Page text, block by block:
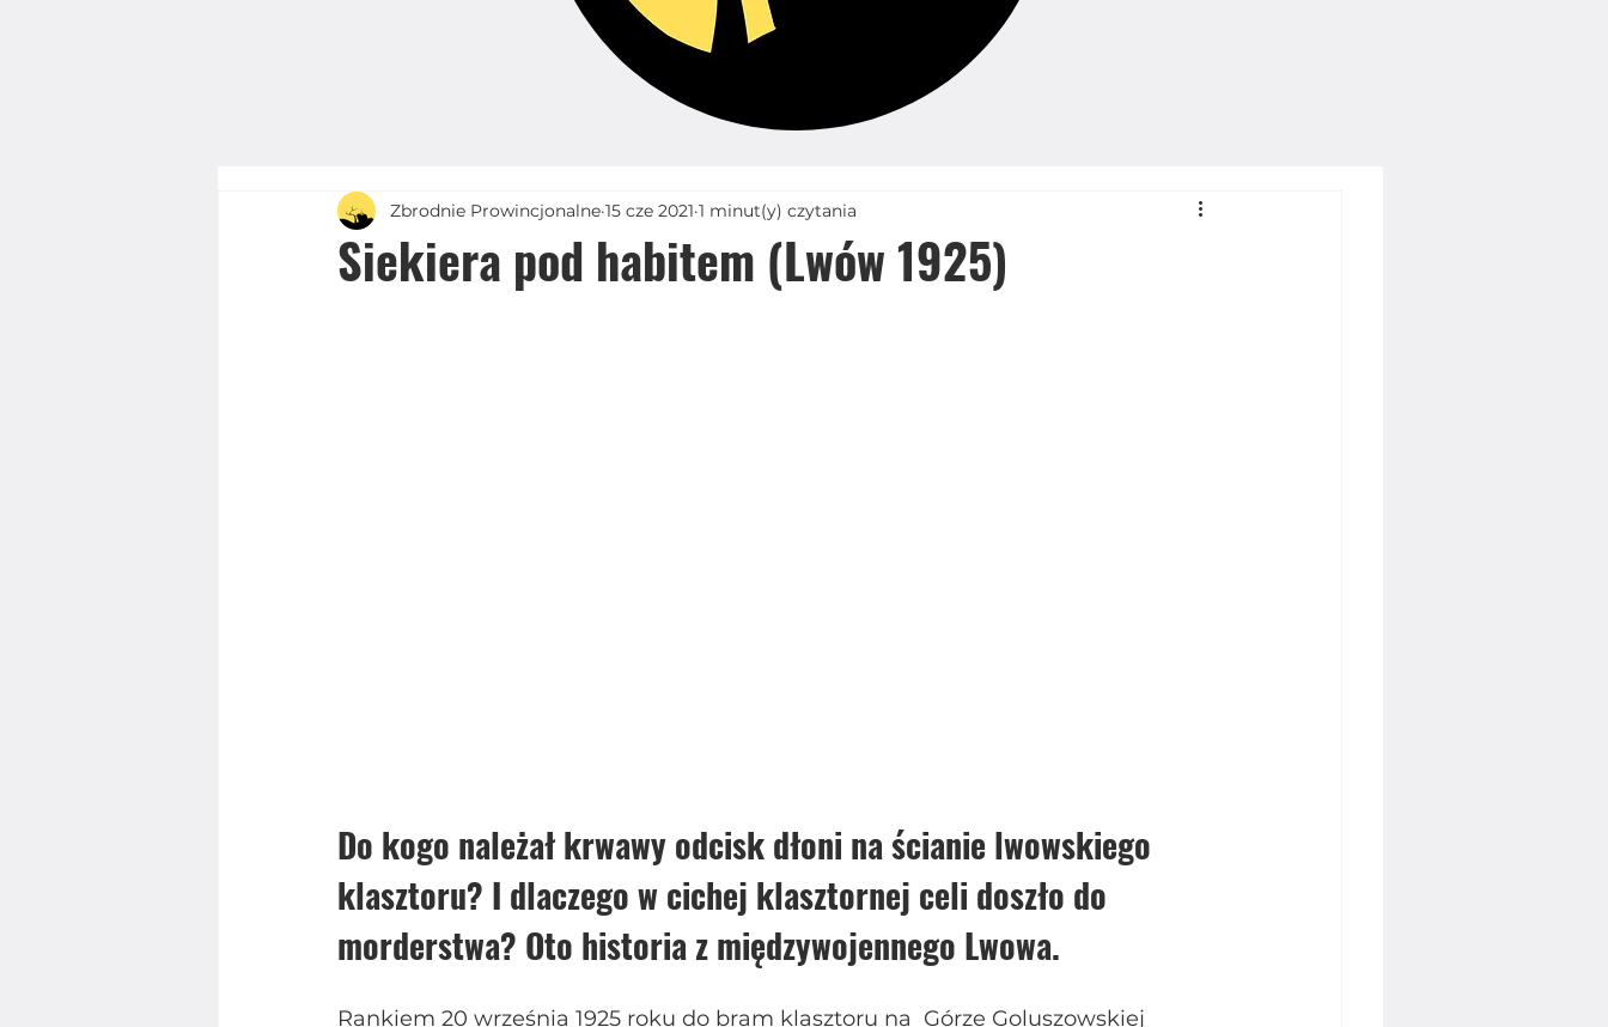
Siekiera pod habitem (Lwów 1925)
Zbrodnie Prowincjonalne 15 cze 2021 1 minut(y) czytania
Do kogo należał krwawy odcisk dłoni na ścianie lwowskiego
klasztoru? I dlaczego w cichej klasztornej celi doszło do
morderstwa? Oto historia z międzywojennego Lwowa.
Rankiem 20 września 1925 roku do bram klasztoru na  Górze Goluszowskiej